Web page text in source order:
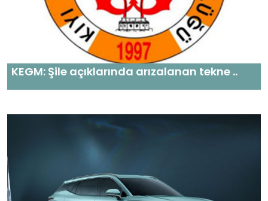
KEGM: Şile açıklarında arızalanan tekne ..